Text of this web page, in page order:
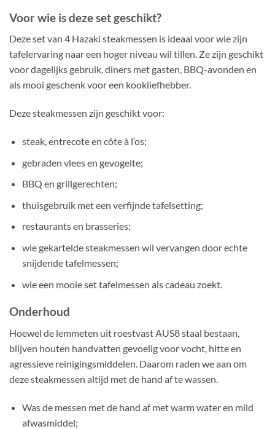
Voor wie is deze set geschikt?
Deze set van 4 Hazaki steakmessen is ideaal voor wie zijn
tafelervaring naar een hoger niveau wil tillen. Ze zijn geschikt
voor dagelijks gebruik, diners met gasten, BBQ-avonden en
als mooi geschenk voor een kookliefhebber.
Deze steakmessen zijn geschikt voor:
steak, entrecote en côte à l’os;
gebraden vlees en gevogelte;
BBQ en grillgerechten;
thuisgebruik met een verfijnde tafelsetting;
restaurants en brasseries;
wie gekartelde steakmessen wil vervangen door echte
snijdende tafelmessen;
wie een mooie set tafelmessen als cadeau zoekt.
Onderhoud
Hoewel de lemmeten uit roestvast AUS8 staal bestaan,
blijven houten handvatten gevoelig voor vocht, hitte en
agressieve reinigingsmiddelen. Daarom raden we aan om
deze steakmessen altijd met de hand af te wassen.
Was de messen met de hand af met warm water en mild
afwasmiddel;